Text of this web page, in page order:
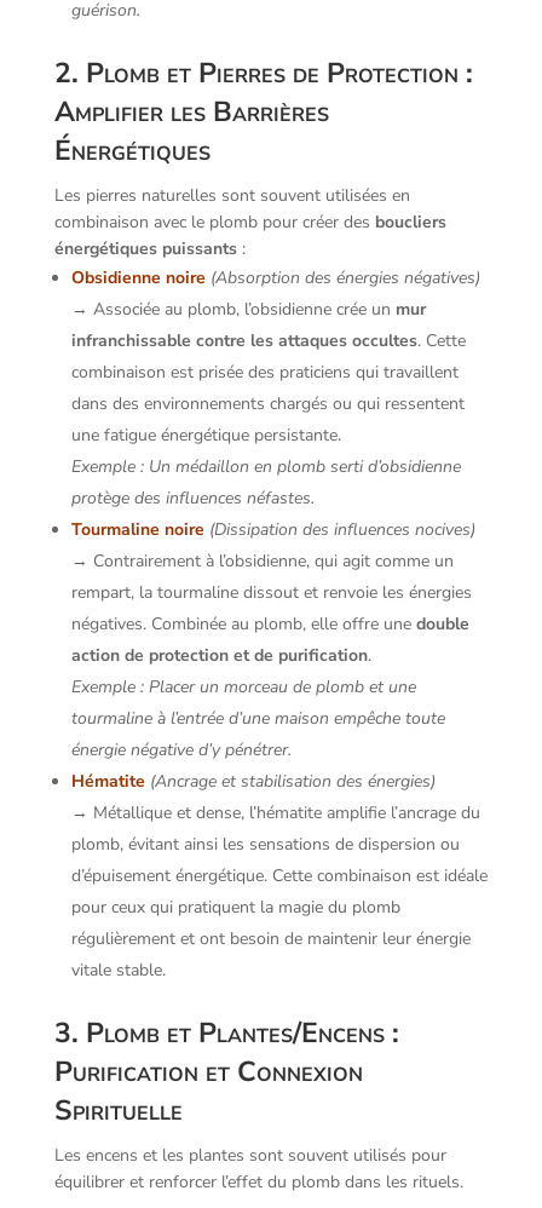
guérison.
2. Plomb et Pierres de Protection :
Amplifier les Barrières
Énergétiques
Les pierres naturelles sont souvent utilisées en
combinaison avec le plomb pour créer des boucliers
énergétiques puissants:
Obsidienne noire (Absorption des énergies négatives)
→ Associée au plomb, l’obsidienne crée un mur
infranchissable contre les attaques occultes. Cette
combinaison est prisée des praticiens qui travaillent
dans des environnements chargés ou qui ressentent
une fatigue énergétique persistante.
Exemple : Un médaillon en plomb serti d’obsidienne
protège des influences néfastes.
Tourmaline noire (Dissipation des influences nocives)
→ Contrairement à l’obsidienne, qui agit comme un
rempart, la tourmaline dissout et renvoie les énergies
négatives. Combinée au plomb, elle offre une double
action de protection et de purification.
Exemple : Placer un morceau de plomb et une
tourmaline à l’entrée d’une maison empêche toute
énergie négative d’y pénétrer.
Hématite (Ancrage et stabilisation des énergies)
→ Métallique et dense, l’hématite amplifie l’ancrage du
plomb, évitant ainsi les sensations de dispersion ou
d’épuisement énergétique. Cette combinaison est idéale
pour ceux qui pratiquent la magie du plomb
régulièrement et ont besoin de maintenir leur énergie
vitale stable.
3. Plomb et Plantes/Encens :
Purification et Connexion
Spirituelle
Les encens et les plantes sont souvent utilisés pour
équilibrer et renforcer l’effet du plomb dans les rituels.